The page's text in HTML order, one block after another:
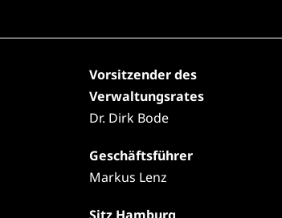
Vorsitzender des
Verwaltungsrates
Dr. Dirk Bode
Geschäftsführer
Markus Lenz